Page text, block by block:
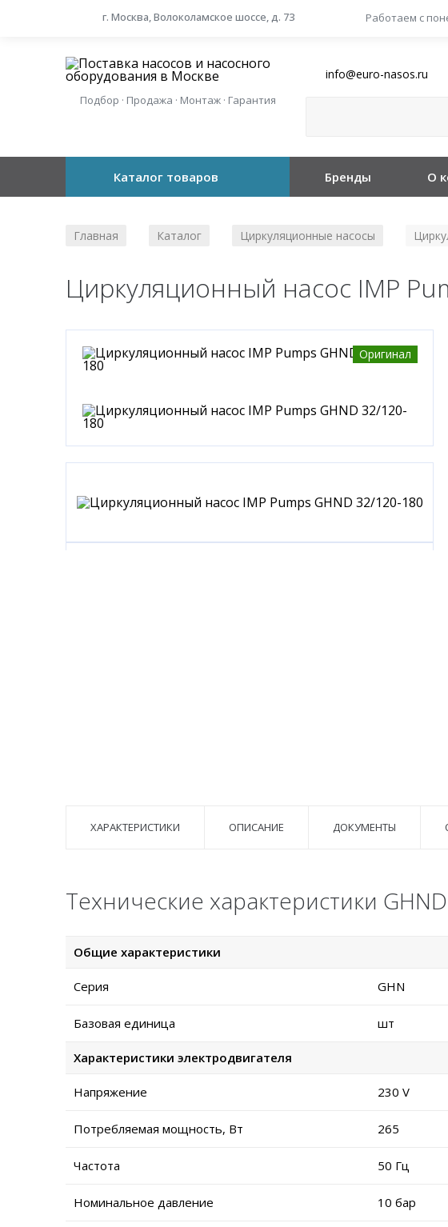
г. Москва, Волоколамское шоссе, д. 73 Работаем с
Подбор · Продажа · Монтаж · Гарантия
info@euro-nasos.ru
Каталог товаров Бренды О
Главная Каталог Циркуляционные насосы
Циркуляционный насос IMP
Оригинал
ХАРАКТЕРИСТИКИ ОПИСАНИЕ ДОКУМЕНТЫ
Технические характеристики
Общие характеристики
Серия GHN
Базовая единица шт
Характеристики электродвигателя
Напряжение 230 V
Потребляемая мощность, Вт 265
Частота 50 Гц
Номинальное давление 10 бар